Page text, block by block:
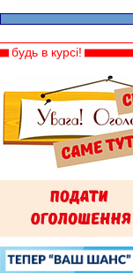
будь в курсі!